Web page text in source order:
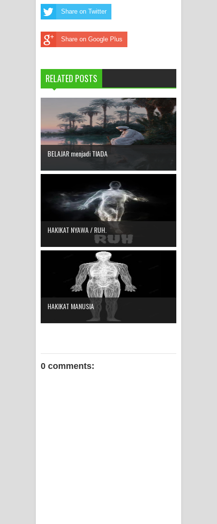
Share on Twitter
Share on Google Plus
RELATED POSTS
BELAJAR menjadi TIADA
HAKIKAT NYAWA / RUH.
HAKIKAT MANUSIA
0 comments: